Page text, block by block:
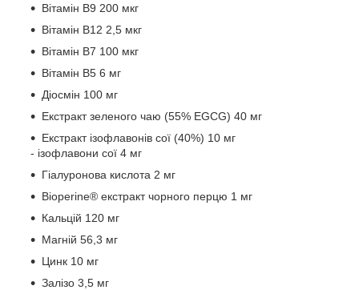
Вітамін В9 200 мкг
Вітамін В12 2,5 мкг
Вітамін В7 100 мкг
Вітамін В5 6 мг
Діосмін 100 мг
Екстракт зеленого чаю (55% EGCG) 40 мг
Екстракт ізофлавонів сої (40%) 10 мг
- ізофлавони сої 4 мг
Гіалуронова кислота 2 мг
Bioperine® екстракт чорного перцю 1 мг
Кальцій 120 мг
Магній 56,3 мг
Цинк 10 мг
Залізо 3,5 мг